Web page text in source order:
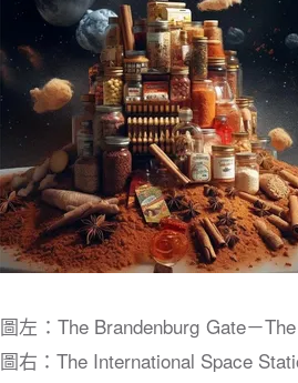
圖左：The Brandenburg Gate－
圖右：The International Space